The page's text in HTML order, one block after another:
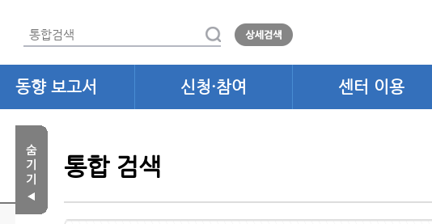
동향 보고서 신청·참여 센터 이용
통합 검색